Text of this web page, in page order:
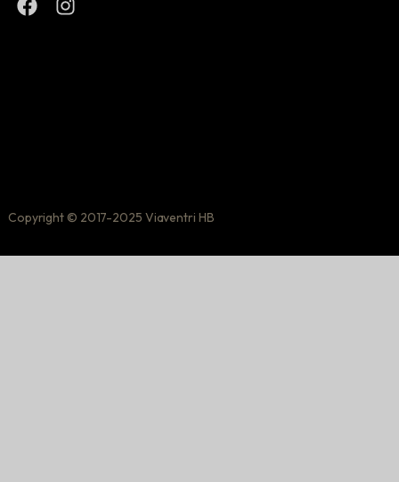
Copyright © 2017-2025 Viaventri HB